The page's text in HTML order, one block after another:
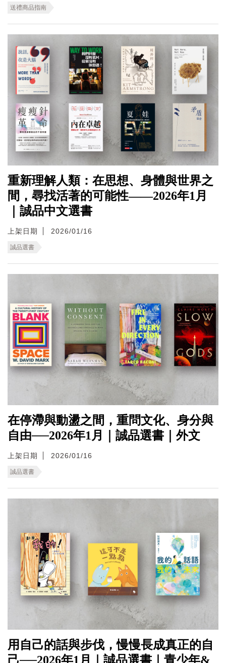
送禮商品指南
重新理解人類：在思想、身體與世界之
間，尋找活著的可能性——2026年1月
｜誠品中文選書
上架日期 2026/01/16
誠品選書
在停滯與動盪之間，重問文化、身分與
自由──2026年1月｜誠品選書｜外文
上架日期 2026/01/16
誠品選書
用自己的話與步伐，慢慢長成真正的自
己──2026年1月｜誠品選書｜青少年&